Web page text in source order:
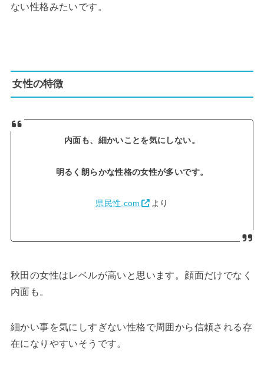
ない性格みたいです。
女性の特徴
内面も、細かいことを気にしない。
明るく朗らかな性格の女性が多いです。
県民性.com より
秋田の女性はレベルが高いと思います。顔面だけでなく
内面も。
細かい事を気にしすぎない性格で周囲から信頼される存
在になりやすいそうです。